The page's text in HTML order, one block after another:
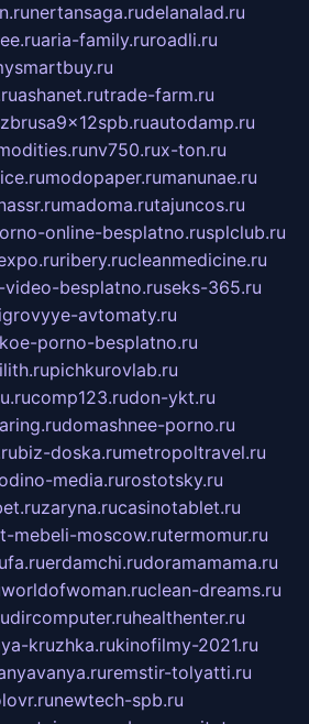
nertansaga.rudelanalad.ru
aria-family.ruroadli.ru
ashanet.rutrade-farm.ru
autodamp.ru
nv750.rux-ton.ru
modopaper.rumanunae.ru
madoma.rutajuncos.ru
online-besplatno.rusplclub.ru
ribery.rucleanmedicine.ru
besplatno.ruseks-365.ru
avtomaty.ru
porno-besplatno.ru
pichkurovlab.ru
comp123.rudon-ykt.ru
domashnee-porno.ru
biz-doska.rumetropoltravel.ru
media.rurostotsky.ru
zaryna.rucasinotablet.ru
mebeli-moscow.rutermomur.ru
erdamchi.rudoramamama.ru
worldofwoman.ruclean-dreams.ru
dircomputer.ruhealthenter.ru
kruzhka.rukinofilmy-2021.ru
remstir-tolyatti.ru
newtech-spb.ru